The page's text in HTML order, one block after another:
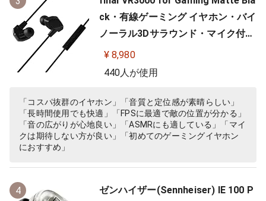
ck・有線ゲーミング イヤホン・バイ
ノーラル3Dサラウンド・マイク付き
【ゲーム/VR/バイノーラル/ASMR /
360オーディオ推奨】
¥ 8,980
440人が使用
「コスパ抜群のイヤホン」「音質と定位感が素晴らしい」
「長時間使用でも快適」「FPSに最適で敵の位置が分かる」
「音の広がりが心地良い」「ASMRにも適している」「マイ
クは期待しない方が良い」「初めてのゲーミングイヤホン
におすすめ」
4
ゼンハイザー(Sennheiser) IE 100 P